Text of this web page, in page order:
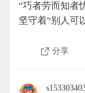
“巧者劳而知者
坚守着“别人可
分享